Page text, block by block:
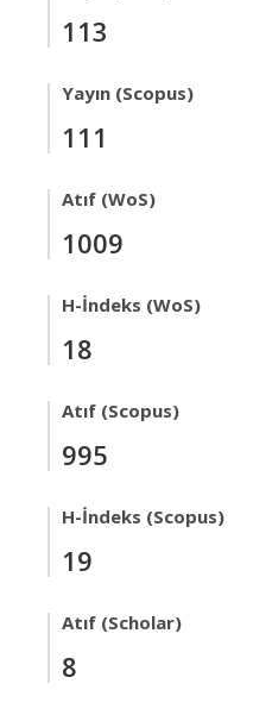
113
Yayın (Scopus)
111
Atıf (WoS)
1009
H-İndeks (WoS)
18
Atıf (Scopus)
995
H-İndeks (Scopus)
19
Atıf (Scholar)
8